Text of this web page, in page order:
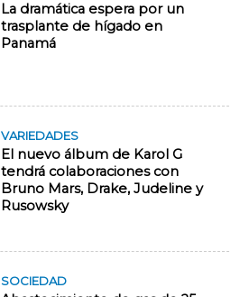
La dramática espera por un
trasplante de hígado en
Panamá
VARIEDADES
El nuevo álbum de Karol G
tendrá colaboraciones con
Bruno Mars, Drake, Judeline y
Rusowsky
SOCIEDAD